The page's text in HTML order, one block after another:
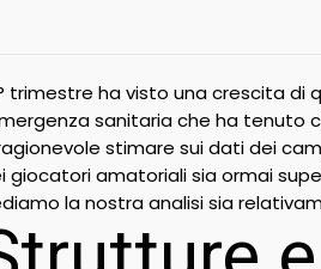
trimestre ha visto una crescita
sanitaria che ha tenuto
ragionevole stimare sui dati dei
giocatori amatoriali sia ormai
la nostra analisi sia